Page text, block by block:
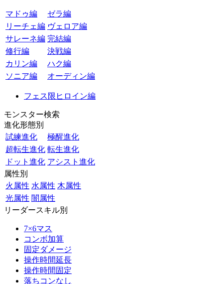
マドゥ編
ゼラ編
リーチェ編 ヴェロア編
サレーネ編 完結編
修行編
決戦編
カリン編
ハク編
ソニア編
オーディン編
フェス限ヒロイン編
モンスター検索
進化形態別
試練進化
極醒進化
超転生進化 転生進化
ドット進化 アシスト進化
属性別
火属性 水属性 木属性
光属性 闇属性
リーダースキル別
7×6マス
コンボ加算
固定ダメージ
操作時間延長
操作時間固定
落ちコンなし